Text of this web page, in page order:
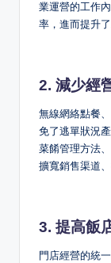
業運營的工作
率，進而提升
2. 減少經
無線網絡點餐
免了逃單狀況
菜餚管理方法
擴寬銷售渠道
3. 提高飯
門店經營的統